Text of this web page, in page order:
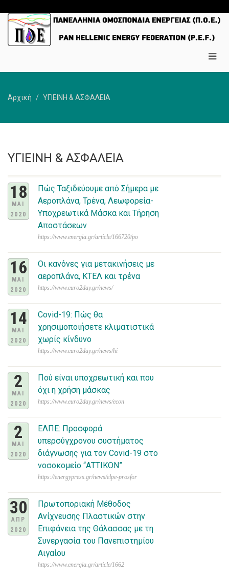
Αρχική ΥΓΙΕΙΝΗ & ΑΣΦΑΛΕΙΑ
ΥΓΙΕΙΝΗ & ΑΣΦΑΛΕΙΑ
18
ΜΑΙ
2020
Πώς Ταξιδεύουμε από Σήμερα με
Αεροπλάνα, Τρένα, Λεωφορεία-
Υποχρεωτικά Μάσκα και Τήρηση
Αποστάσεων
https://www.energia.gr/article/166720/po
16
ΜΑΙ
2020
Οι κανόνες για μετακινήσεις με
αεροπλάνα, ΚΤΕΛ και τρένα
https://www.euro2day.gr/news/
14
ΜΑΙ
2020
Covid-19: Πώς θα
χρησιμοποιήσετε κλιματιστικά
χωρίς κίνδυνο
https://www.euro2day.gr/news/hi
2
ΜΑΙ
2020
Πού είναι υποχρεωτική και που
όχι η χρήση μάσκας
https://www.euro2day.gr/news/econ
2
ΜΑΙ
2020
ΕΛΠΕ: Προσφορά
υπερσύγχρονου συστήματος
διάγνωσης για τον Covid-19 στο
νοσοκομείο “ΑΤΤΙΚΟΝ”
https://energypress.gr/news/elpe-prosfor
30
ΑΠΡ
2020
Πρωτοποριακή Μέθοδος
Ανίχνευσης Πλαστικών στην
Επιφάνεια της Θάλασσας με τη
Συνεργασία του Πανεπιστημίου
Αιγαίου
https://www.energia.gr/article/1662